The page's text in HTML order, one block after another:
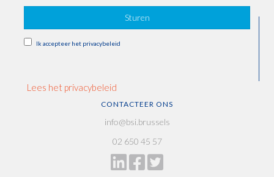
Sturen
Ik accepteer het privacybeleid
Lees het privacybeleid
CONTACTEER ONS
info@bsi.brussels
02 650 45 57